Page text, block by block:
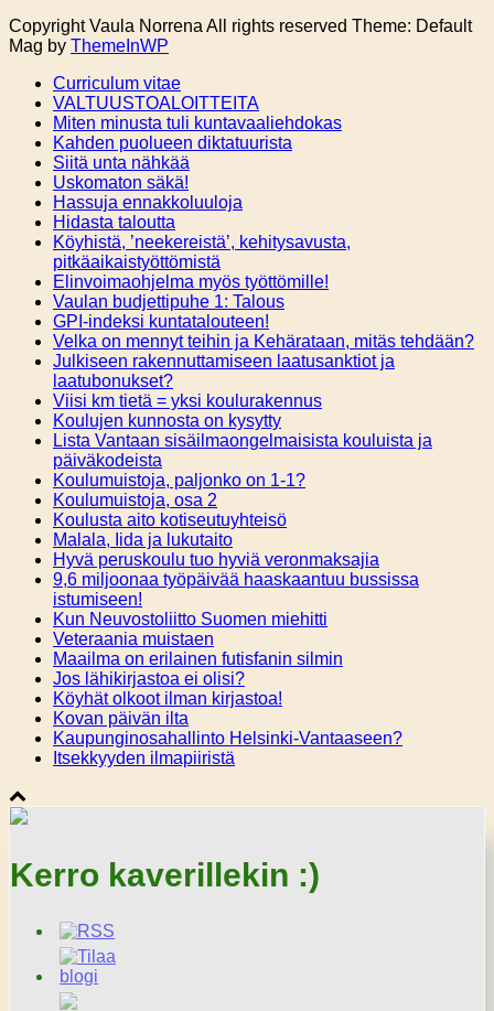
Copyright Vaula Norrena All rights reserved Theme: Default
Mag by ThemeInWP
Curriculum vitae
VALTUUSTOALOITTEITA
Miten minusta tuli kuntavaaliehdokas
Kahden puolueen diktatuurista
Siitä unta nähkää
Uskomaton säkä!
Hassuja ennakkoluuloja
Hidasta taloutta
Köyhistä, ’neekereistä’, kehitysavusta,
pitkäaikaistyöttömistä
Elinvoimaohjelma myös työttömille!
Vaulan budjettipuhe 1: Talous
GPI-indeksi kuntatalouteen!
Velka on mennyt teihin ja Kehärataan, mitäs tehdään?
Julkiseen rakennuttamiseen laatusanktiot ja
laatubonukset?
Viisi km tietä = yksi koulurakennus
Koulujen kunnosta on kysytty
Lista Vantaan sisäilmaongelmaisista kouluista ja
päiväkodeista
Koulumuistoja, paljonko on 1-1?
Koulumuistoja, osa 2
Koulusta aito kotiseutuyhteisö
Malala, Iida ja lukutaito
Hyvä peruskoulu tuo hyviä veronmaksajia
9,6 miljoonaa työpäivää haaskaantuu bussissa
istumiseen!
Kun Neuvostoliitto Suomen miehitti
Veteraania muistaen
Maailma on erilainen futisfanin silmin
Jos lähikirjastoa ei olisi?
Köyhät olkoot ilman kirjastoa!
Kovan päivän ilta
Kaupunginosahallinto Helsinki-Vantaaseen?
Itsekkyyden ilmapiiristä
Kerro kaverillekin :)